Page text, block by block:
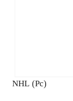
NHL (Pc)